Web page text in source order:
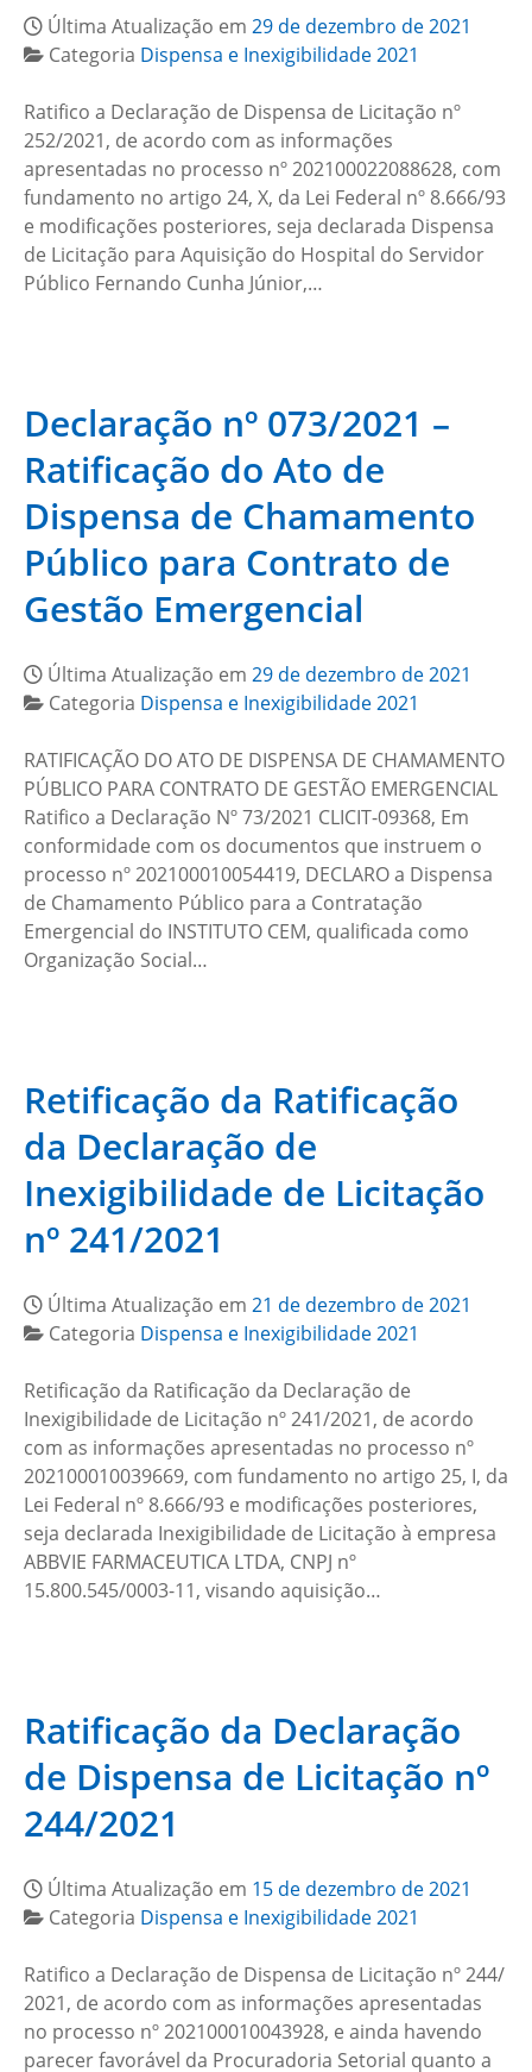
Última Atualização em 29 de dezembro de 2021
Categoria Dispensa e Inexigibilidade 2021
Ratifico a Declaração de Dispensa de Licitação nº
252/2021, de acordo com as informações
apresentadas no processo nº 202100022088628, com
fundamento no artigo 24, X, da Lei Federal nº 8.666/93
e modificações posteriores, seja declarada Dispensa
de Licitação para Aquisição do Hospital do Servidor
Público Fernando Cunha Júnior,…
Declaração nº 073/2021 –
Ratificação do Ato de
Dispensa de Chamamento
Público para Contrato de
Gestão Emergencial
Última Atualização em 29 de dezembro de 2021
Categoria Dispensa e Inexigibilidade 2021
RATIFICAÇÃO DO ATO DE DISPENSA DE CHAMAMENTO
PÚBLICO PARA CONTRATO DE GESTÃO EMERGENCIAL
Ratifico a Declaração Nº 73/2021 CLICIT-09368, Em
conformidade com os documentos que instruem o
processo nº 202100010054419, DECLARO a Dispensa
de Chamamento Público para a Contratação
Emergencial do INSTITUTO CEM, qualificada como
Organização Social…
Retificação da Ratificação
da Declaração de
Inexigibilidade de Licitação
nº 241/2021
Última Atualização em 21 de dezembro de 2021
Categoria Dispensa e Inexigibilidade 2021
Retificação da Ratificação da Declaração de
Inexigibilidade de Licitação nº 241/2021, de acordo
com as informações apresentadas no processo nº
202100010039669, com fundamento no artigo 25, I, da
Lei Federal nº 8.666/93 e modificações posteriores,
seja declarada Inexigibilidade de Licitação à empresa
ABBVIE FARMACEUTICA LTDA, CNPJ nº
15.800.545/0003-11, visando aquisição…
Ratificação da Declaração
de Dispensa de Licitação nº
244/2021
Última Atualização em 15 de dezembro de 2021
Categoria Dispensa e Inexigibilidade 2021
Ratifico a Declaração de Dispensa de Licitação nº 244/
2021, de acordo com as informações apresentadas
no processo nº 202100010043928, e ainda havendo
parecer favorável da Procuradoria Setorial quanto a